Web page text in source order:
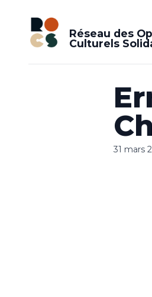
Réseau des
Culturels
31 mars